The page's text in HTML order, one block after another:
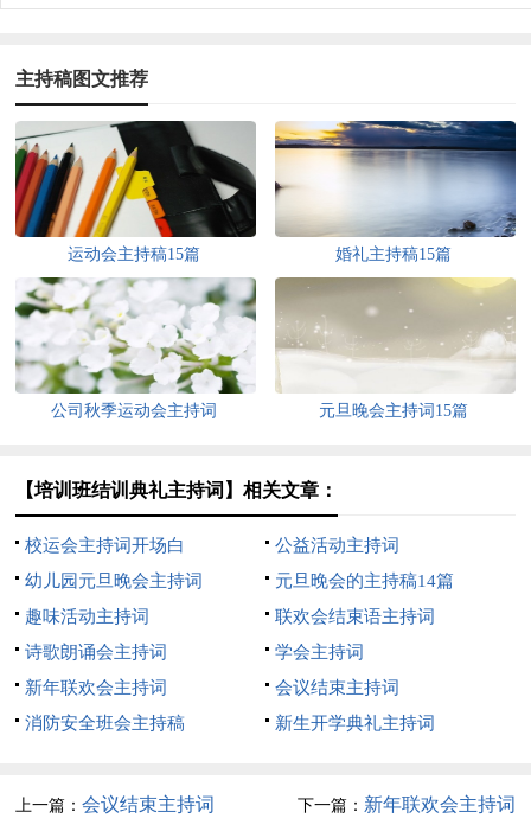
主持稿图文推荐
运动会主持稿15篇 婚礼主持稿15篇
公司秋季运动会主持词 元旦晚会主持词15篇
【培训班结训典礼主持词】相关文章：
校运会主持词开场白
公益活动主持词
幼儿园元旦晚会主持词
元旦晚会的主持稿14篇
趣味活动主持词
联欢会结束语主持词
诗歌朗诵会主持词
学会主持词
新年联欢会主持词
会议结束主持词
消防安全班会主持稿
新生开学典礼主持词
上一篇：会议结束主持词 下一篇： 新年联欢会主持词